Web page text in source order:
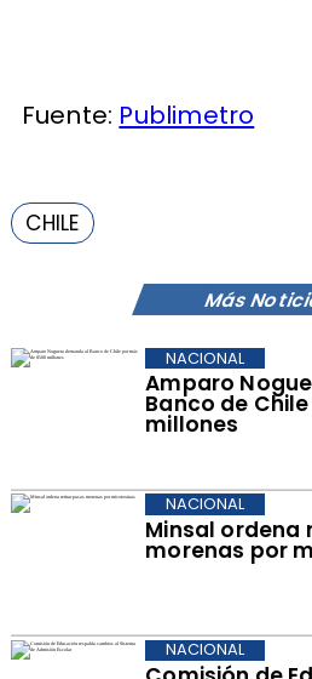
Más
Amparo
Banco de
millones
NACIONAL
Minsal ordena
morenas por
NACIONAL
NACIONAL
Fuente: Publimetro
CHILE